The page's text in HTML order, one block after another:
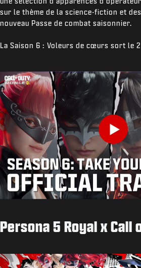
sur le thème de la science-fiction et
nouveau Passe de combat saisonnier.
La Saison 6 : Voleurs de cœurs sort le
Persona 5 Royal x Call